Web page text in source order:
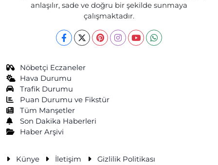
anlaşılır, sade ve doğru bir şekilde sunmaya
çalışmaktadır.
Nöbetçi Eczaneler
Hava Durumu
Trafik Durumu
Puan Durumu ve Fikstür
Tüm Manşetler
Son Dakika Haberleri
Haber Arşivi
Künye İletişim Gizlilik Politikası